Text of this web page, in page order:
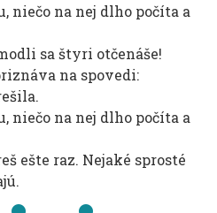
niečo na nej dlho počíta a
sa štyri otčenáše!
na spovedi:
niečo na nej dlho počíta a
ešte raz. Nejaké sprosté